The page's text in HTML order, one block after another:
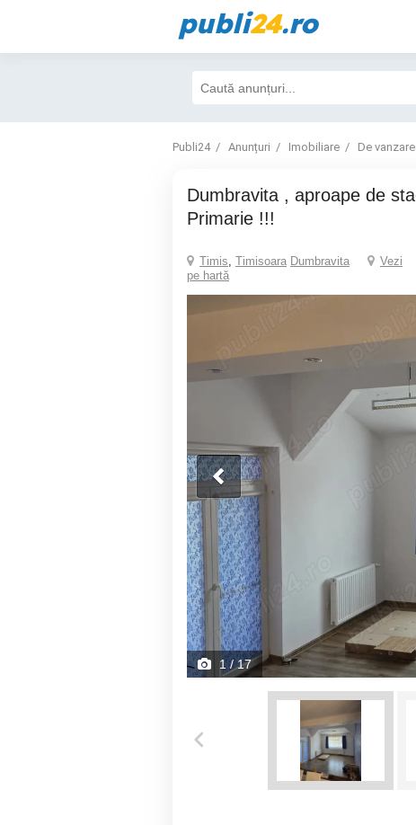
publi24.ro
Publi24 Anunțuri Imobiliare De vanzare
Dumbravita , aproape de stadion , scoala ,
Primarie !!!
Timis, Timisoara Dumbravita
Vezi
pe hartă
1 / 17